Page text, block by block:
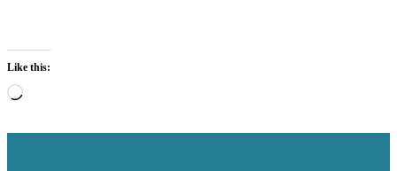
Like this:
Loading…